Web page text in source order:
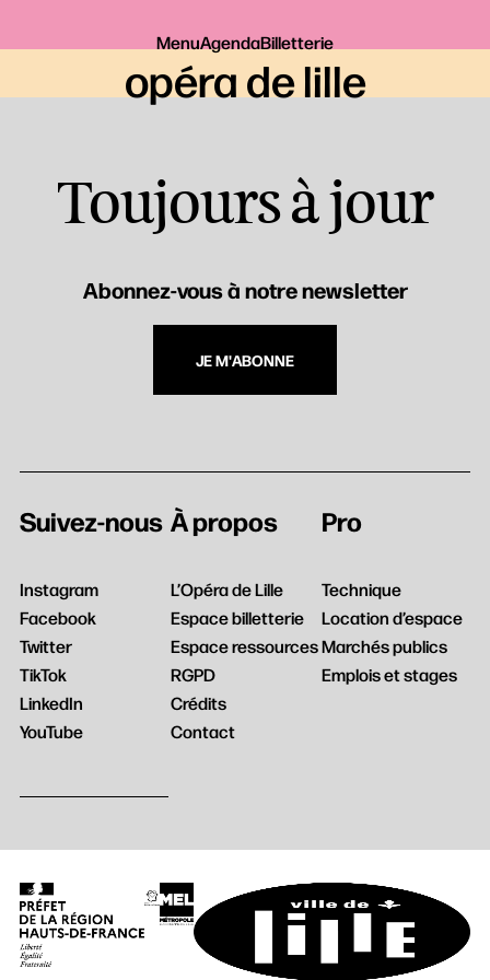
MenuAgendaBilletterie
opéra de lille
Rechercher
Toujours à jour
Abonnez-vous à notre newsletter
JE M'ABONNE
Suivez-nous
Instagram
Facebook
Twitter
TikTok
LinkedIn
YouTube
À propos
L’Opéra de Lille
Espace billetterie
Espace ressources
RGPD
Crédits
Contact
Pro
Technique
Location d’espace
Marchés publics
Emplois et stages